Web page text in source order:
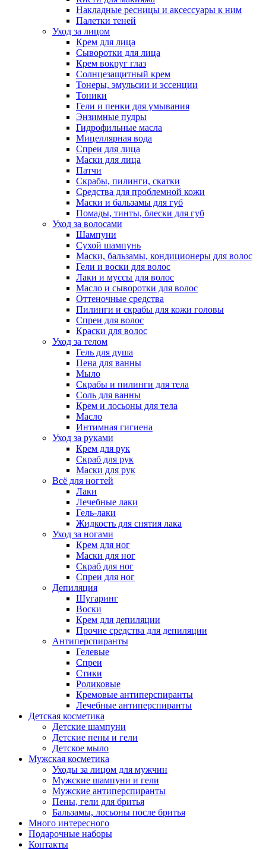
Накладные ресницы и аксессуары к ним
Палетки теней
Уход за лицом
Крем для лица
Сыворотки для лица
Крем вокруг глаз
Солнцезащитный крем
Тонеры, эмульсии и эссенции
Тоники
Гели и пенки для умывания
Энзимные пудры
Гидрофильные масла
Мицеллярная вода
Спреи для лица
Маски для лица
Патчи
Скрабы, пилинги, скатки
Средства для проблемной кожи
Маски и бальзамы для губ
Помады, тинты, блески для губ
Уход за волосами
Шампуни
Сухой шампунь
Маски, бальзамы, кондиционеры для волос
Гели и воски для волос
Лаки и муссы для волос
Масло и сыворотки для волос
Оттеночные средства
Пилинги и скрабы для кожи головы
Спреи для волос
Краски для волос
Уход за телом
Гель для душа
Пена для ванны
Мыло
Скрабы и пилинги для тела
Соль для ванны
Крем и лосьоны для тела
Масло
Интимная гигиена
Уход за руками
Крем для рук
Скраб для рук
Маски для рук
Всё для ногтей
Лаки
Лечебные лаки
Гель-лаки
Жидкость для снятия лака
Уход за ногами
Крем для ног
Маски для ног
Скраб для ног
Спреи для ног
Депиляция
Шугаринг
Воски
Крем для депиляции
Прочие средства для депиляции
Антиперспиранты
Гелевые
Спреи
Стики
Роликовые
Кремовые антиперспиранты
Лечебные антиперспиранты
Детская косметика
Детские шампуни
Детские пены и гели
Детское мыло
Мужская косметика
Уходы за лицом для мужчин
Мужские шампуни и гели
Мужские антиперспиранты
Пены, гели для бритья
Бальзамы, лосьоны после бритья
Много интересного
Подарочные наборы
Контакты